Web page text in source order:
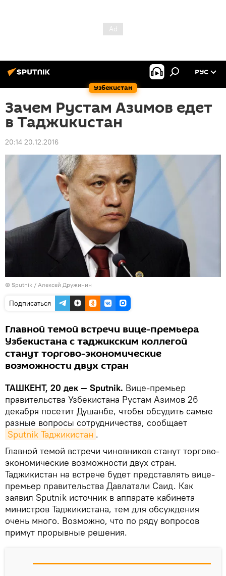
Узбекистан
РУС
Зачем Рустам Азимов едет
в Таджикистан
20:14 20.12.2016
© Sputnik / Алексей Дружинин
Подписаться
Главной темой встречи вице-премьера
Узбекистана с таджикским коллегой
станут торгово-экономические
возможности двух стран
ТАШКЕНТ, 20 дек — Sputnik. Вице-премьер
правительства Узбекистана Рустам Азимов 26
декабря посетит Душанбе, чтобы обсудить самые
разные вопросы сотрудничества, сообщает
Sputnik Таджикистан .
Главной темой встречи чиновников станут торгово-
экономические возможности двух стран.
Таджикистан на встрече будет представлять вице-
премьер правительства Давлатали Саид. Как
заявил Sputnik источник в аппарате кабинета
министров Таджикистана, тем для обсуждения
очень много. Возможно, что по ряду вопросов
примут прорывные решения.